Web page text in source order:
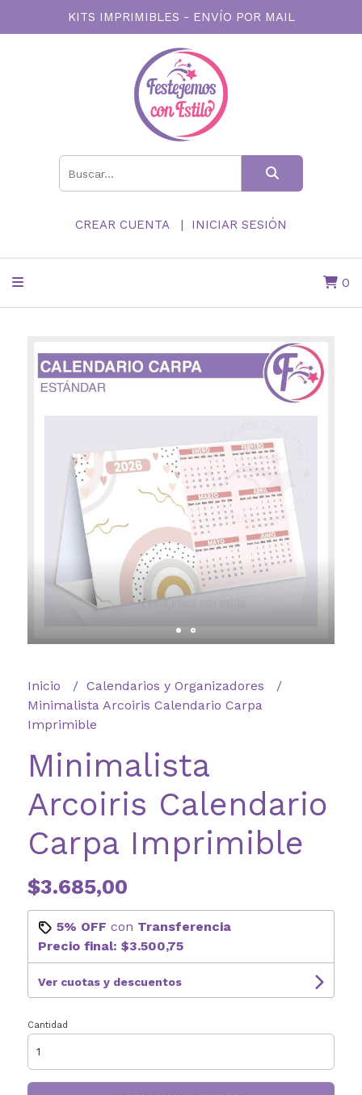
KITS IMPRIMIBLES - ENVÍO POR MAIL
CREAR CUENTA INICIAR SESIÓN
0
Inicio
Calendarios y Organizadores
Minimalista Arcoiris Calendario Carpa
Imprimible
Minimalista
Arcoiris Calendario
Carpa Imprimible
$3.685,00
5% OFF con Transferencia
Precio final: $3.500,75
Ver cuotas y descuentos
Cantidad